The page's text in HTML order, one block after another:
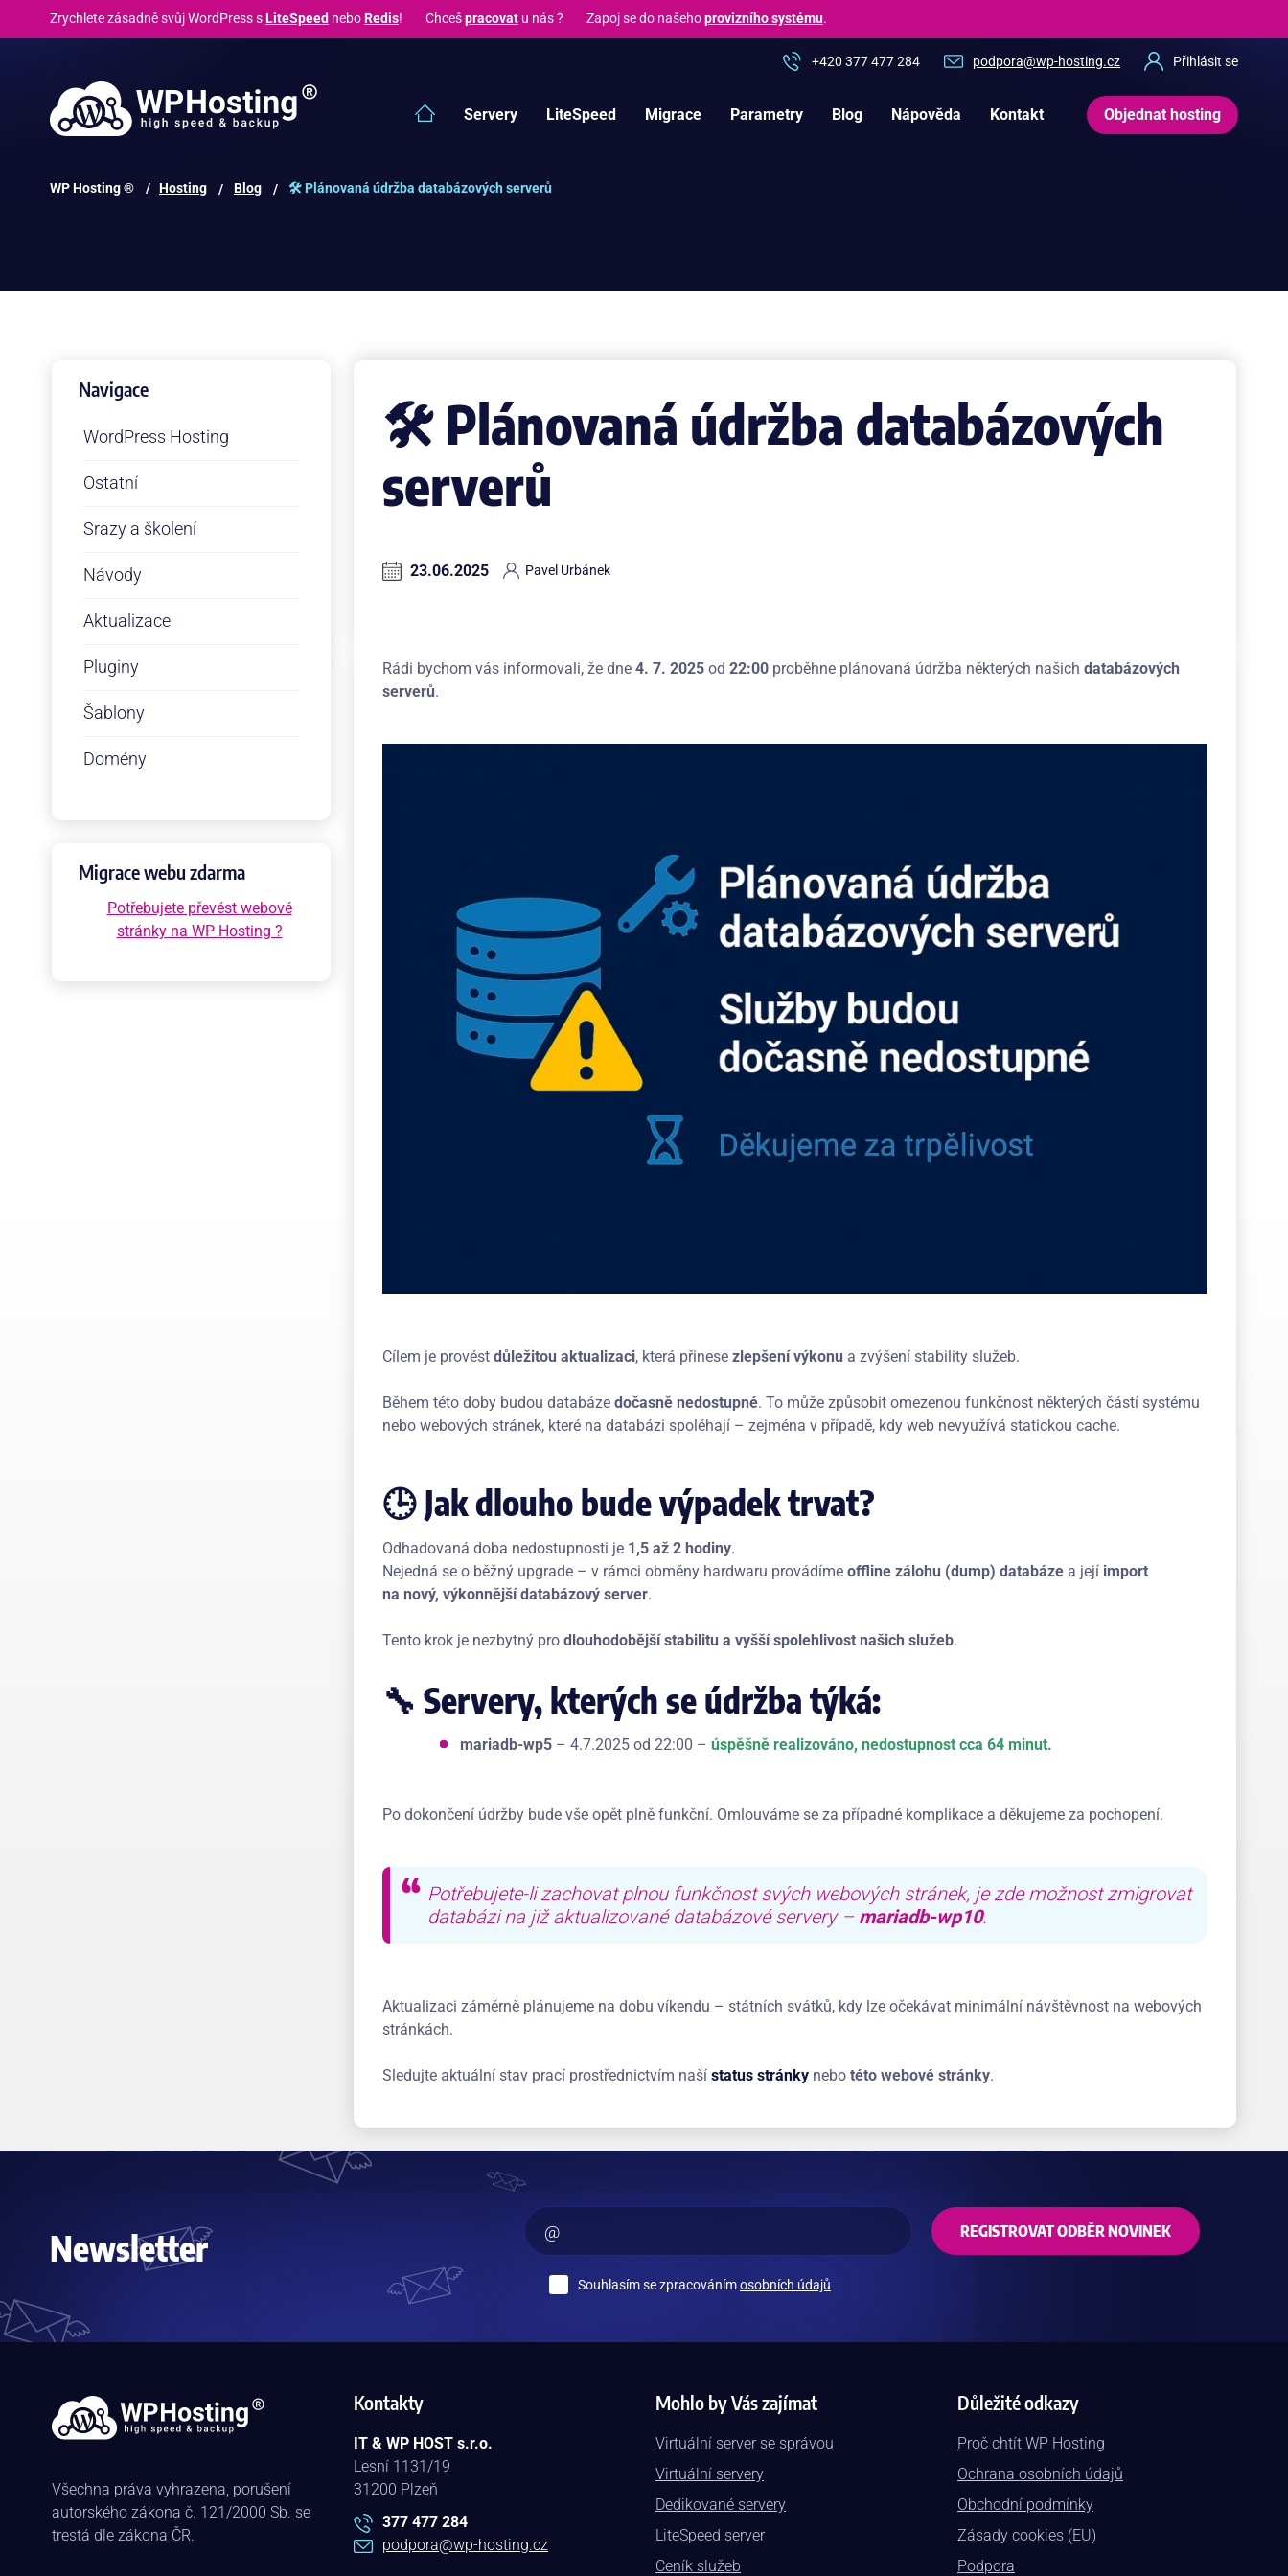
Zrychlete zásadně svůj WordPress sLiteSpeed neboRedis! Chcešpracovat u nás ? Zapoj se do našehoprovizního systému.
+420 377 477 284 podpora@wp-hosting.cz Přihlásit se
Servery LiteSpeed Migrace Parametry Blog Nápověda Kontakt Objednat hosting
WP Hosting ® / Hosting Blog 🛠 Plánovaná údržba databázových serverů
Navigace
WordPress Hosting
Ostatní
Srazy a školení
Návody
Aktualizace
Pluginy
Šablony
Domény
Migrace webu zdarma
Potřebujete převést webové
stránky na WP Hosting ?
🛠 Plánovaná údržba databázových
serverů
23.06.2025 Pavel Urbánek
Rádi bychom vás informovali, že dne 4. 7. 2025 od 22:00 proběhne plánovaná údržba některých našich databázových
serverů.
Cílem je provést důležitou aktualizaci, která přinese zlepšení výkonu a zvýšení stability služeb.
Během této doby budou databáze dočasně nedostupné. To může způsobit omezenou funkčnost některých částí systému
nebo webových stránek, které na databázi spoléhají – zejména v případě, kdy web nevyužívá statickou cache.
🕒 Jak dlouho bude výpadek trvat?
Odhadovaná doba nedostupnosti je 1,5 až 2 hodiny.
Nejedná se o běžný upgrade – v rámci obměny hardwaru provádíme offline zálohu (dump) databáze a její import
na nový, výkonnější databázový server.
Tento krok je nezbytný pro dlouhodobější stabilitu a vyšší spolehlivost našich služeb.
🔧 Servery, kterých se údržba týká:
mariadb-wp5 – 4.7.2025 od 22:00 – úspěšně realizováno, nedostupnost cca 64 minut.
Po dokončení údržby bude vše opět plně funkční. Omlouváme se za případné komplikace a děkujeme za pochopení.
Potřebujete-li zachovat plnou funkčnost svých webových stránek, je zde možnost zmigrovat
databázi na již aktualizované databázové servery – mariadb-wp10.
Aktualizaci záměrně plánujeme na dobu víkendu – státních svátků, kdy lze očekávat minimální návštěvnost na webových
stránkách.
Sledujte aktuální stav prací prostřednictvím naší status stránky nebo této webové stránky.
Newsletter REGISTROVAT ODBĚR NOVINEK
Souhlasím se zpracovánímosobních údajů
Všechna práva vyhrazena, porušení
autorského zákona č. 121/2000 Sb. se
trestá dle zákona ČR.
Kontakty
IT & WP HOST s.r.o.
Lesní 1131/19
31200 Plzeň
377 477 284
podpora@wp-hosting.cz
Mohlo by Vás zajímat
Virtuální server se správou
Virtuální servery
Dedikované servery
LiteSpeed server
Ceník služeb
Důležité odkazy
Proč chtít WP Hosting
Ochrana osobních údajů
Obchodní podmínky
Zásady cookies (EU)
Podpora